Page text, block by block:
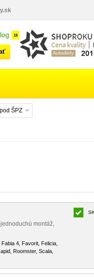
19
ŠPZ
montáž,
4, Favorit, Felicia,
Roomster, Scala,